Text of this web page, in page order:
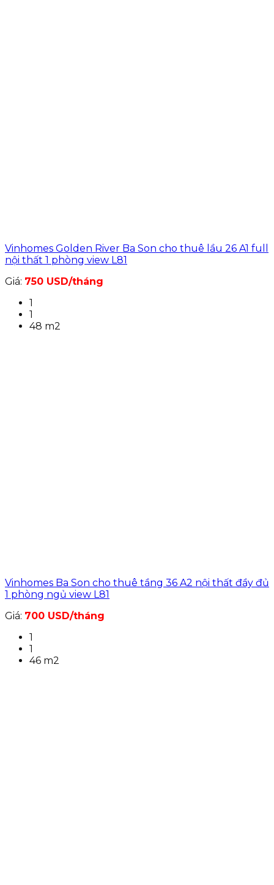
Vinhomes Golden River Ba Son cho thuê lầu 26 A1 full
nội thất 1 phòng view L81
Giá: 750 USD/tháng
1
1
48 m2
Vinhomes Ba Son cho thuê tầng 36 A2 nội thất đầy đủ
1 phòng ngủ view L81
Giá: 700 USD/tháng
1
1
46 m2